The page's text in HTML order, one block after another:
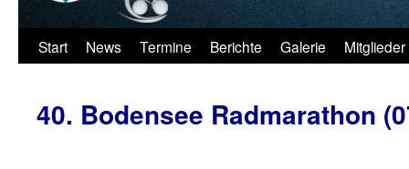
Start News Termine Berichte Galerie Mitglieder
40. Bodensee Radmarathon